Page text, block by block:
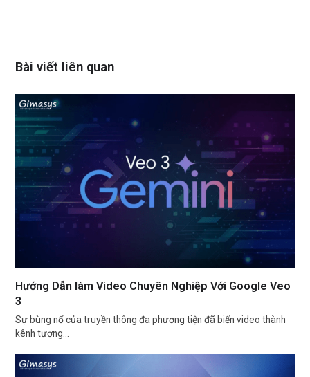
Bài viết liên quan
Hướng Dẫn làm Video Chuyên Nghiệp Với Google Veo
3
Sự bùng nổ của truyền thông đa phương tiện đã biến video thành
kênh tương…